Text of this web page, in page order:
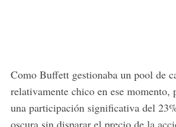
Como Buffett gestionaba un pool de
relativamente chico en ese momento,
una participación significativa del
oscura sin disparar el precio de la